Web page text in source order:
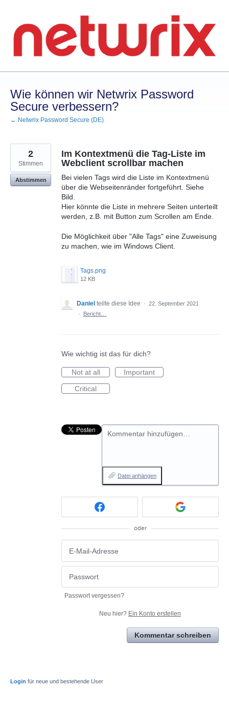
springen
Wie können wir Netwrix Password
Secure verbessern?
← Netwrix Password Secure (DE)
Im Kontextmenü die Tag-Liste im
Webclient scrollbar machen
Bei vielen Tags wird die Liste im Kontextmenü
über die Webseitenränder fortgeführt. Siehe
Bild.
Hier könnte die Liste in mehrere Seiten unterteilt
werden, z.B. mit Button zum Scrollen am Ende.
Die Möglichkeit über "Alle Tags" eine Zuweisung
zu machen, wie im Windows Client.
Tags.png
12 KB
2
Stimmen
Abstimmen
Daniel teilte diese Idee · 22. September 2021
·
Bericht…
Wie wichtig ist das für dich?
Not at all
Important
Critical
Kommentar hinzufügen…
Datei anhängen
oder
Passwort vergessen?
Neu hier? Ein Konto erstellen
Kommentar schreiben
Login für neue und bestehende User